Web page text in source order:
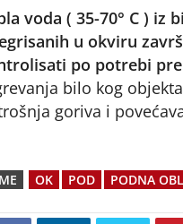
voda ( 35-70° C )
u okviru
po potrebi
bilo kog
goriva i
OK POD PODNA